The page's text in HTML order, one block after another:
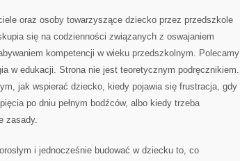
oraz osoby towarzyszące dziecko przez przedszkole
się na codzienności związanych z oswajaniem
kompetencji w wieku przedszkolnym. Polecamy
w edukacji. Strona nie jest teoretycznym podręcznikiem.
jak wspierać dziecko, kiedy pojawia się frustracja, gdy
po dniu pełnym bodźców, albo kiedy trzeba
zasady.
i jednocześnie budować w dziecku to, co